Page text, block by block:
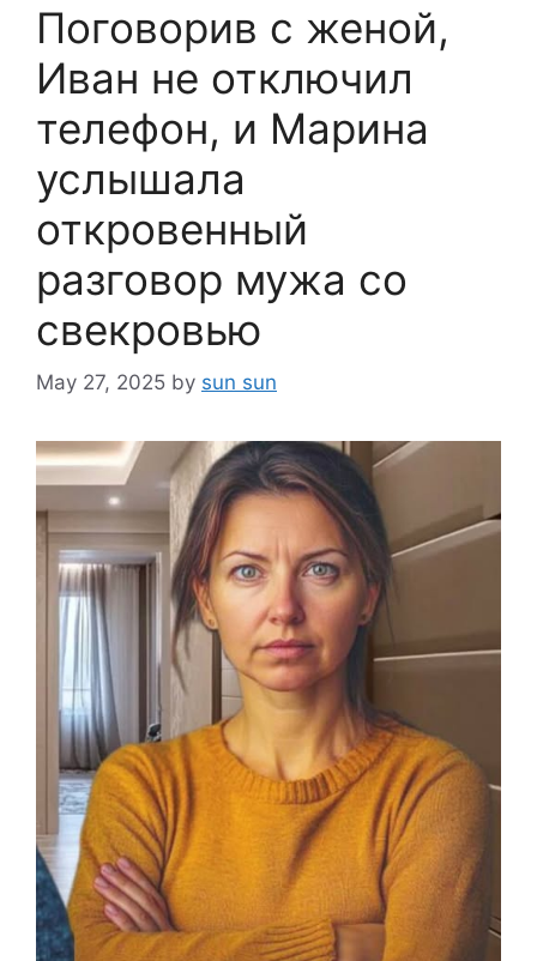
Поговорив с женой,
Иван не отключил
телефон, и Марина
услышала
откровенный
разговор мужа со
свекровью
May 27, 2025 by sun sun